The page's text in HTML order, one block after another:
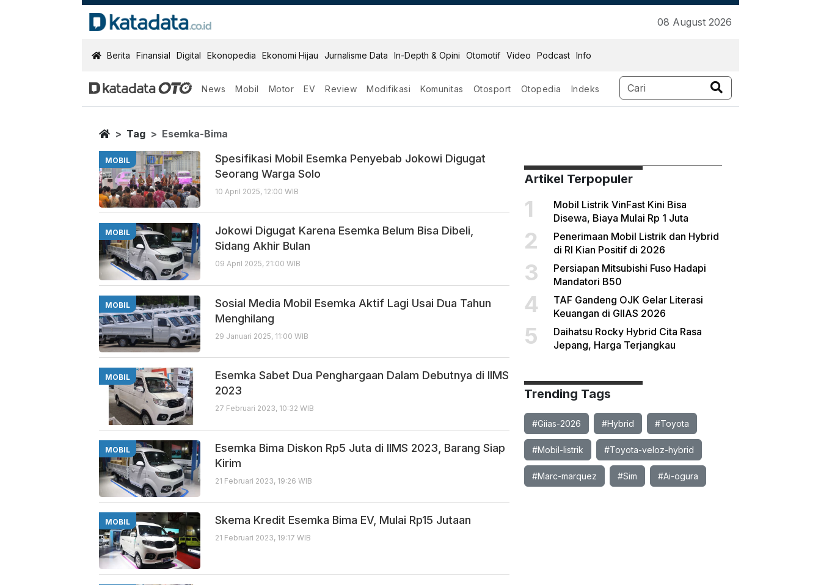
08 August 2026
KatadataOTO
Berita Finansial Digital Ekonopedia Ekonomi Hijau Jurnalisme Data In-Depth & Opini Otomotif Video Podcast Info
News Mobil Motor EV Review Modifikasi Komunitas Otosport Otopedia Indeks
Esemka Bima
Berita Terbaru
Home
Tag Esemka-Bima
MOBIL
Spesifikasi Mobil Esemka Penyebab Jokowi Digugat
Seorang Warga Solo
10 April 2025, 12:00 WIB
MOBIL
Jokowi Digugat Karena Esemka Belum Bisa Dibeli,
Sidang Akhir Bulan
09 April 2025, 21:00 WIB
MOBIL
Sosial Media Mobil Esemka Aktif Lagi Usai Dua Tahun
Menghilang
29 Januari 2025, 11:00 WIB
MOBIL
Esemka Sabet Dua Penghargaan Dalam Debutnya di IIMS
2023
27 Februari 2023, 10:32 WIB
MOBIL
Esemka Bima Diskon Rp5 Juta di IIMS 2023, Barang Siap
Kirim
21 Februari 2023, 19:26 WIB
MOBIL Skema Kredit Esemka Bima EV, Mulai Rp15 Jutaan
21 Februari 2023, 19:17 WIB
Artikel Terpopuler
1
Mobil Listrik VinFast Kini Bisa
Disewa, Biaya Mulai Rp 1 Juta
2
Penerimaan Mobil Listrik dan Hybrid
di RI Kian Positif di 2026
3
Persiapan Mitsubishi Fuso Hadapi
Mandatori B50
4
TAF Gandeng OJK Gelar Literasi
Keuangan di GIIAS 2026
5
Daihatsu Rocky Hybrid Cita Rasa
Jepang, Harga Terjangkau
Trending Tags
#Giias-2026 #Hybrid #Toyota
#Mobil-listrik #Toyota-veloz-hybrid
#Marc-marquez #Sim #Ai-ogura